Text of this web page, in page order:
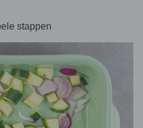
stappen